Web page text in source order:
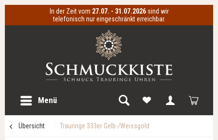
In der Zeit vom 27.07. - 31.07.2026 sind wir
telefonisch nur eingeschränkt erreichbar.
Menü
Übersicht Trauringe 333er Gelb-/Weissgold